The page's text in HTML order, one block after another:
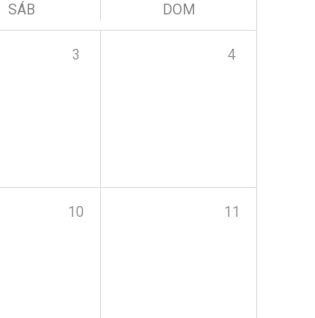
SÁB DOM
3 4
10 11